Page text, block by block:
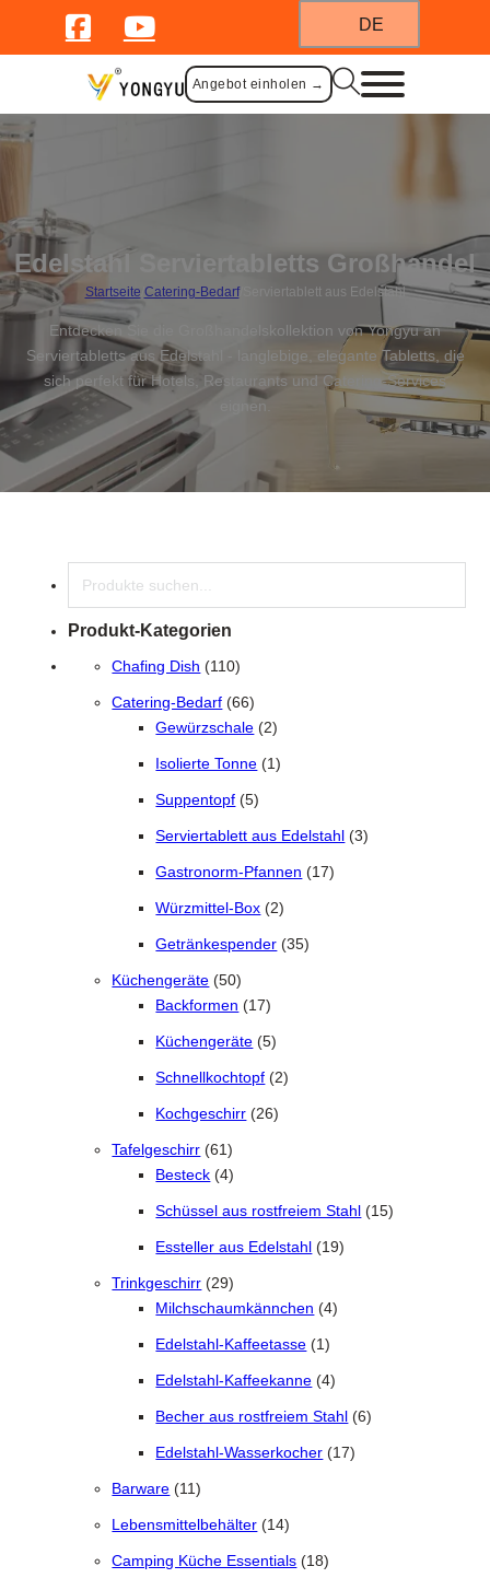
DE
Angebot einholen →
Edelstahl Serviertabletts Großhandel
Startseite Catering-Bedarf/ Serviertablett aus Edelstahl
Entdecken Sie die Großhandelskollektion von Yongyu an
Serviertabletts aus Edelstahl - langlebige, elegante Tabletts, die
sich perfekt für Hotels, Restaurants und Catering-Services
eignen.
Produkt-Kategorien
Chafing Dish 110110 Produkte
Catering-Bedarf 6666 Produkte
Gewürzschale
22 Produkte
Isolierte Tonne 11 Produkt
Suppentopf 55 Produkte
Serviertablett aus Edelstahl 33 Produkte
Gastronorm-Pfannen 1717 Produkte
Würzmittel-Box 22 Produkte
Getränkespender 3535 Produkte
Küchengeräte 5050 Produkte
Backformen
1717 Produkte
Küchengeräte 55 Produkte
Schnellkochtopf 22 Produkte
Kochgeschirr 2626 Produkte
Tafelgeschirr 6161 Produkte
Besteck 44 Produkte
Schüssel aus rostfreiem Stahl 1515 Produkte
Essteller aus Edelstahl 1919 Produkte
Trinkgeschirr 2929 Produkte
Milchschaumkännchen
44 Produkte
Edelstahl-Kaffeetasse 11 Produkt
Edelstahl-Kaffeekanne 44 Produkte
Becher aus rostfreiem Stahl 66 Produkte
Edelstahl-Wasserkocher 1717 Produkte
Barware 1111 Produkte
Lebensmittelbehälter 1414 Produkte
Camping Küche Essentials 1818 Produkte